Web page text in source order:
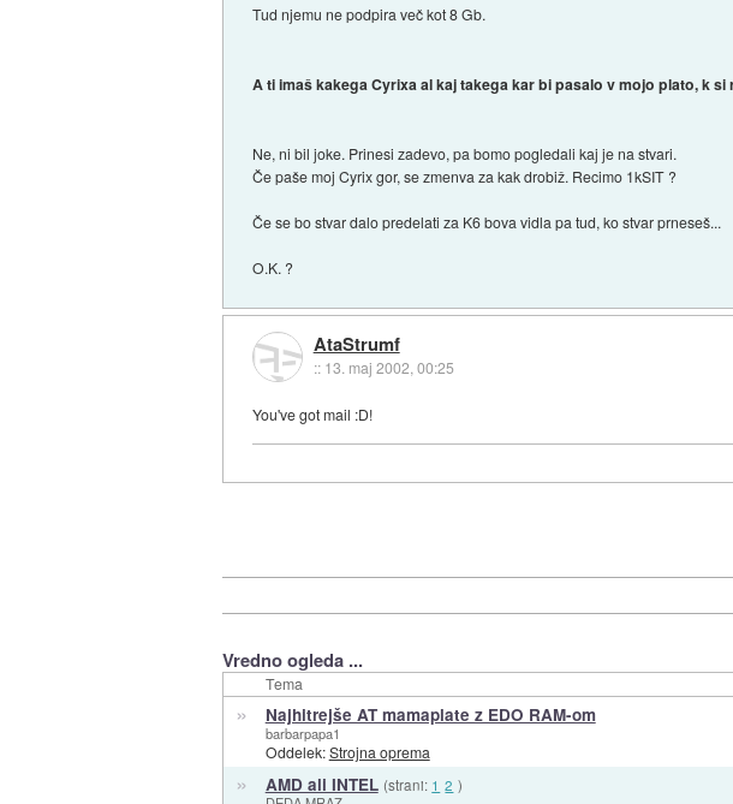
Tud njemu ne podpira več kot 8 Gb.
A ti imaš kakega Cyrixa al kaj takega kar bi pasalo v mojo plato, k
Ne, ni bil joke. Prinesi zadevo, pa bomo pogledali kaj je na stvari.
Če paše moj Cyrix gor, se zmenva za kak drobiž. Recimo 1kSIT ?
Če se bo stvar dalo predelati za K6 bova vidla pa tud, ko stvar prneseš...
O.K. ?
AtaStrumf
:: 13. maj 2002, 00:25
You've got mail :D!
Vredno ogleda ...
Tema
» Najhitrejše AT mamaplate z EDO RAM-om
barbarpapa1
Oddelek:Strojna oprema
» AMD ali INTEL (strani: 1 2 )